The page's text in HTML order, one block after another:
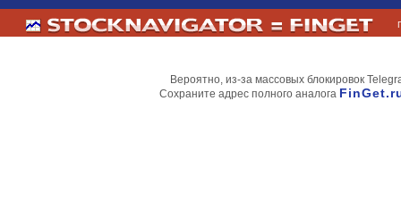
Вероятно, из-за массовых блокировок
Сохраните адрес полного аналога